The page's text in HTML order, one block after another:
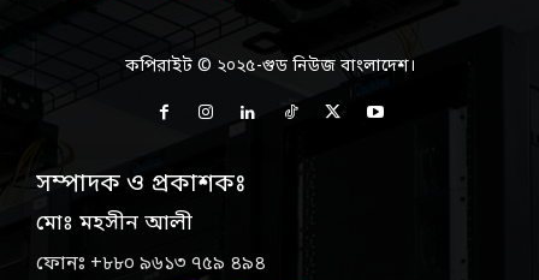
কপিরাইট © ২০২৫-গুড নিউজ বাংলাদেশ।
সম্পাদক ও প্রকাশকঃ
মোঃ মহসীন আলী
ফোনঃ +৮৮০ ৯৬১৩ ৭৫৯ ৪৯৪